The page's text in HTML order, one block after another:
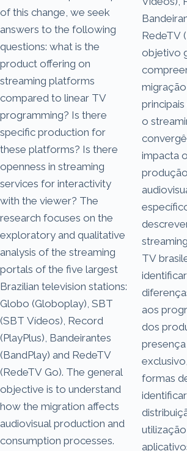
of this change, we seek
answers to the following
questions: what is the
product offering on
streaming platforms
compared to linear TV
programming? Is there
specific production for
these platforms? Is there
openness in streaming
services for interactivity
with the viewer? The
research focuses on the
exploratory and qualitative
analysis of the streaming
portals of the five largest
Brazilian television stations:
Globo (Globoplay), SBT
(SBT Vídeos), Record
(PlayPlus), Bandeirantes
(BandPlay) and RedeTV
(RedeTV Go). The general
objective is to understand
how the migration affects
audiovisual production and
consumption processes.
RedeTV
objetivo
o
impacta
TV
aos
dos
formas